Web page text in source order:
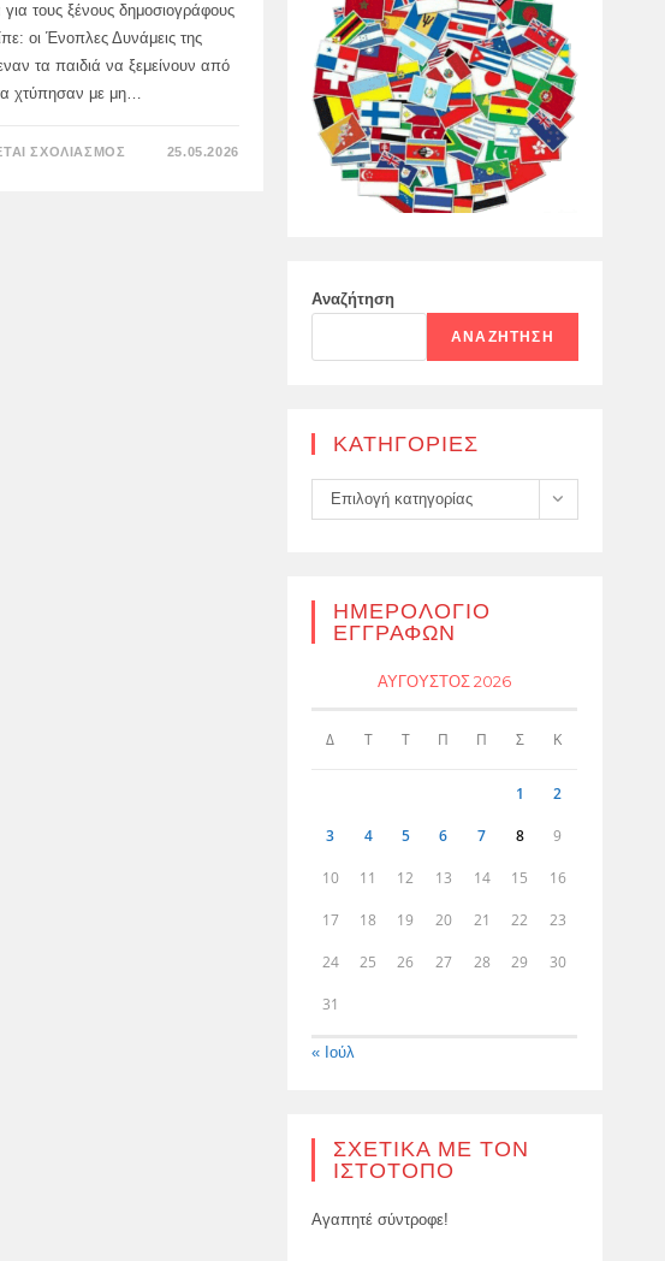
για τους ξένους δημοσιογράφους
οι Ένοπλες Δυνάμεις της
τα παιδιά να ξεμείνουν από
χτύπησαν με μη…
ΣΧΟΛΙΑΣΜΌΣ 25.05.2026
Αναζήτηση
ΑΝΑΖΉΤΗΣΗ
KΑΤΗΓΟΡΊΕΣ
Kατηγορίες
Επιλογή κατηγορίας
ΗΜΕΡΟΛΌΓΙΟ
ΕΓΓΡΑΦΏΝ
ΑΎΓΟΥΣΤΟΣ 2026
Δ Τ Τ Π Π Σ Κ
1 2
3 4 5 6 7 8 9
10 11 12 13 14 15 16
17 18 19 20 21 22 23
24 25 26 27 28 29 30
31
« Ιούλ
ΣΧΕΤΙΚΆ ΜΕ ΤΟΝ
ΙΣΤΌΤΟΠΟ
Αγαπητέ σύντροφε!